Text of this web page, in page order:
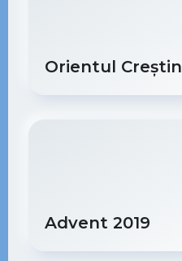
Orientul Creștin
Advent 2019